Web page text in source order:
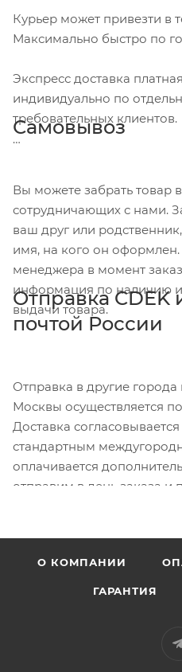
Курьер может привезти в
Максимально быстро по
Экспресс доставка
индивидуально по
требовательных клиентов.
Самовывоз
Вы можете забрать товар
сотрудничающих с нами.
ваш друг или
имя, на кого он оформлен.
менеджера в момент
информация по наличию
выдачи товара.
Отправка CDEK
почтой России
Отправка в другие
Москвы осуществляется
Доставка
стандартным
оплачивается
отправим в день заказа и
О КОМПАНИИ
ГАРАНТИЯ